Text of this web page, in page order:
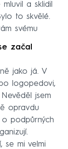
a sklidil
to skvělé.
svému
začal
jako já. V
logopedovi,
jsem
opravdu
o podpůrných
se mi velmi